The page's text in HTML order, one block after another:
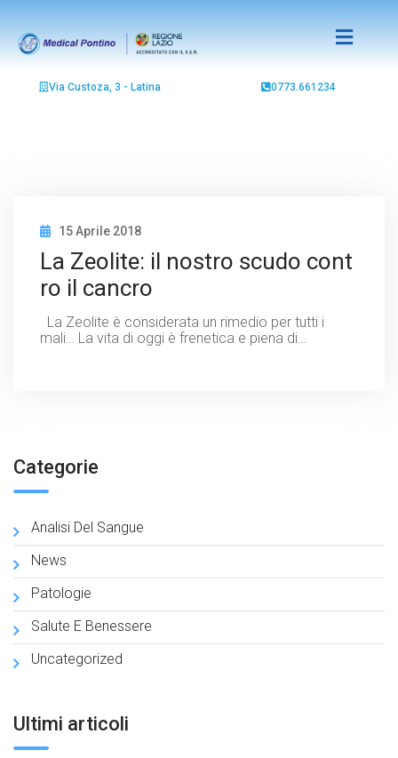
0773.661234
Via Custoza, 3 - Latina
15 Aprile 2018
La Zeolite: il nostro scudo cont
ro il cancro
La Zeolite è considerata un rimedio per tutti i
mali… La vita di oggi è frenetica e piena di…
Categorie
Analisi Del Sangue
News
Patologie
Salute E Benessere
Uncategorized
Ultimi articoli